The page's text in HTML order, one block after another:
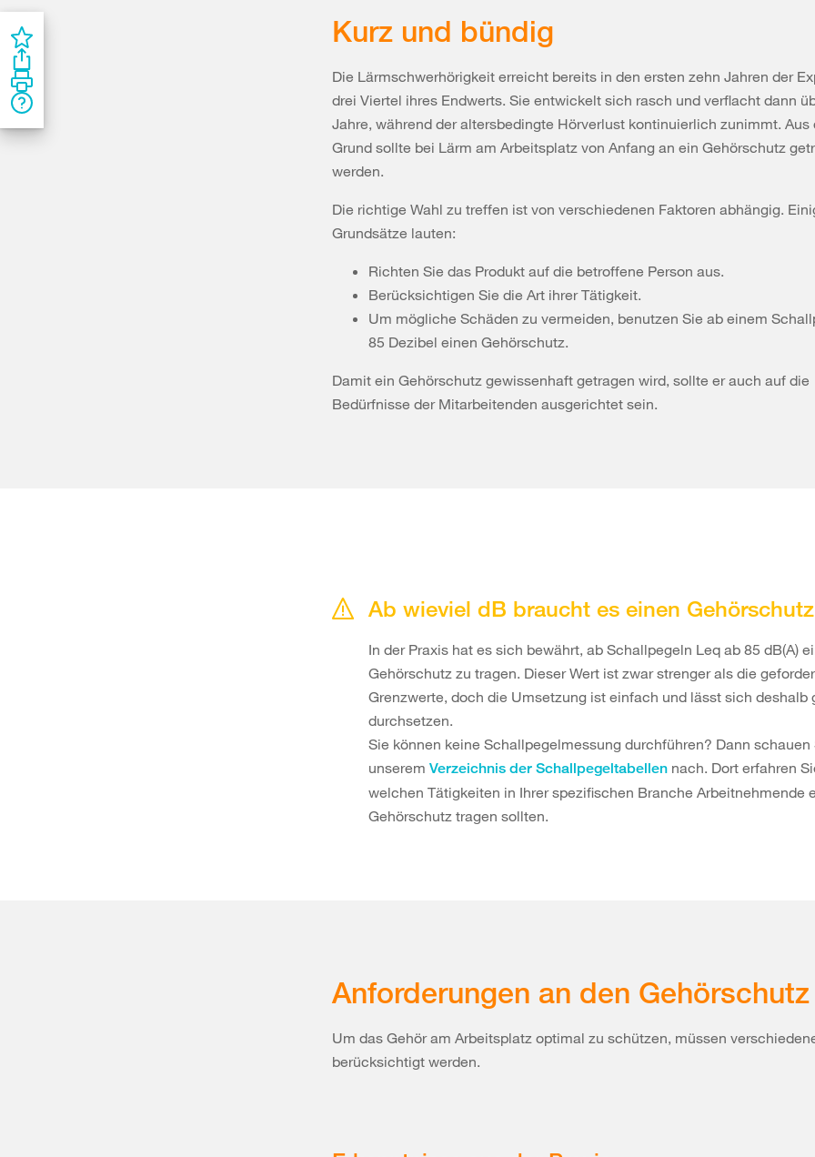
Kurz und bündig
Die Lärmschwerhörigkeit erreicht bereits in den ersten zehn Jahren der
drei Viertel ihres Endwerts. Sie entwickelt sich rasch und verflacht dann
Jahre, während der altersbedingte Hörverlust kontinuierlich zunimmt. Aus
Grund sollte bei Lärm am Arbeitsplatz von Anfang an ein Gehörschutz
werden.
Die richtige Wahl zu treffen ist von verschiedenen Faktoren abhängig.
Grundsätze lauten:
Richten Sie das Produkt auf die betroffene Person aus.
Berücksichtigen Sie die Art ihrer Tätigkeit.
Um mögliche Schäden zu vermeiden, benutzen Sie ab einem
85 Dezibel einen Gehörschutz.
Damit ein Gehörschutz gewissenhaft getragen wird, sollte er auch auf die
Bedürfnisse der Mitarbeitenden ausgerichtet sein.
Ab wieviel dB braucht es einen
In der Praxis hat es sich bewährt, ab Schallpegeln Leq ab 85 dB(A)
Gehörschutz zu tragen. Dieser Wert ist zwar strenger als die
Grenzwerte, doch die Umsetzung ist einfach und lässt sich deshalb
durchsetzen.
Sie können keine Schallpegelmessung durchführen? Dann schauen
unserem Verzeichnis der Schallpegeltabellen nach. Dort erfahren
welchen Tätigkeiten in Ihrer spezifischen Branche Arbeitnehmende
Gehörschutz tragen sollten.
Anforderungen an den Gehörschutz
Um das Gehör am Arbeitsplatz optimal zu schützen, müssen
berücksichtigt werden.